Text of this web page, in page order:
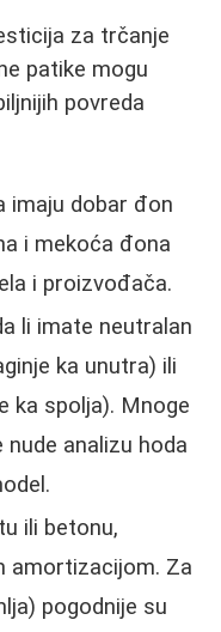
za trčanje
patike mogu
povreda
imaju dobar đon
i mekoća đona
i proizvođača.
li imate neutralan
ka unutra) ili
ka spolja). Mnoge
analizu hoda
ili betonu,
amortizacijom. Za
pogodnije su